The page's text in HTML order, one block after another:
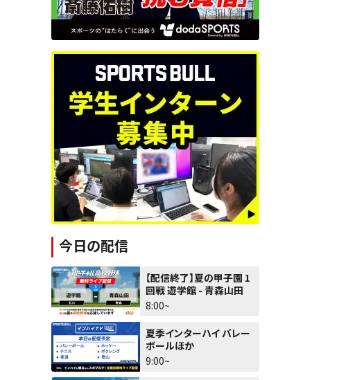
今日の配信
【配信終了】夏の甲子園 1
回戦 遊学館 - 青森山田
8:00~
夏季インターハイ バレー
ボールほか
9:00~